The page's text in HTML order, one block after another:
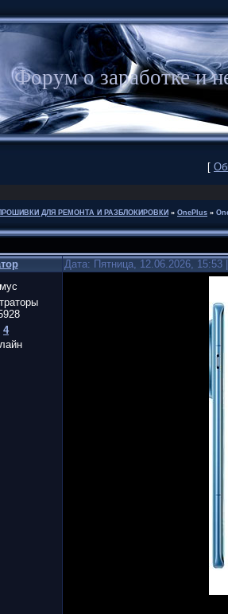
Форум о заработке
[
ДЛЯ РЕМОНТА И РАЗБЛОКИРОВКИ » OnePlus »
Дата: Пятница, 12.06.2026,
4